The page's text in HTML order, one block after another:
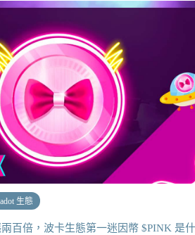
生態
百倍，波卡生態第一迷因幣 $PINK 是什